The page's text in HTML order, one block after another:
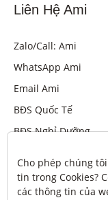
Liên Hệ Ami
Zalo/Call: Ami
WhatsApp Ami
Email Ami
BĐS Quốc Tế
BĐS Nghỉ Dưỡng
Cho phép chúng
tin trong Cookies?
các thông tin của